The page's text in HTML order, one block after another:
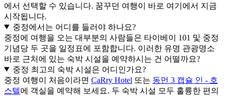
에서 선택할 수 있습니다. 꿈꾸던 여행이 바로 여기에서 지금
시작됩니다.
중정에서는 어디를 들러야 하나요?
중정에 여행을 오는 대부분의 사람들은 타이베이 101 및 중정
기념당 두 곳을 일정표에 포함합니다. 이러한 유명 관광명소
바로 근처에 있는 숙박 시설을 예약하시는 건 어떨까요?
중정 최고의 숙박 시설은 어디인가요?
중정 여행이 처음이라면 CaRry Hotel 또는 동먼 3 캡슐 인 - 호
스텔에 객실을 예약해 보세요. 두 숙박 시설 모두 훌륭한 편의